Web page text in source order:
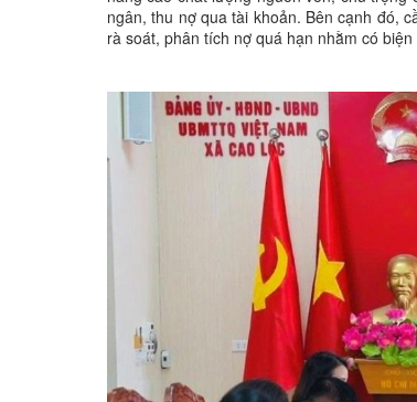
ngân, thu nợ qua tài khoản. Bên cạnh đó,
rà soát, phân tích nợ quá hạn nhằm có